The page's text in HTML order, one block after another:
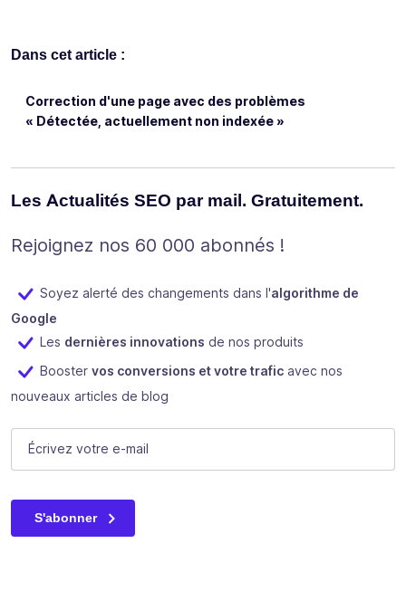
Dans cet article :
Correction d'une page avec des problèmes
« Détectée, actuellement non indexée »
Les Actualités SEO par mail. Gratuitement.
Rejoignez nos 60 000 abonnés !
Soyez alerté des changements dans l'algorithme de
Google
Les dernières innovations de nos produits
Booster vos conversions et votre trafic avec nos
nouveaux articles de blog
Email
Ce champ n’est utilisé qu’à des fins de validation et
E-mail (Nécessaire)
S'abonner